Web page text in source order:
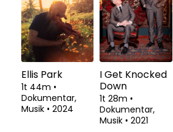
Ellis Park
1t 44m •
Dokumentar,
Musik • 2024
I Get Knocked
Down
1t 28m •
Dokumentar,
Musik • 2021